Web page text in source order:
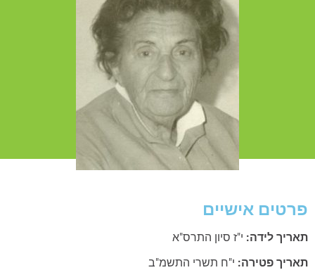
אישיים
לידה:י"ז סיון התרס"א
פטירה:י"ח תשרי התשמ"ב